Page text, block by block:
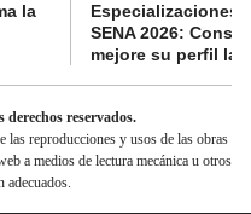
la
Especializaciones
SENA 2026:
mejore su perfil
reservados.
reproducciones y usos de las obras
a medios de lectura mecánica u otros
adecuados.